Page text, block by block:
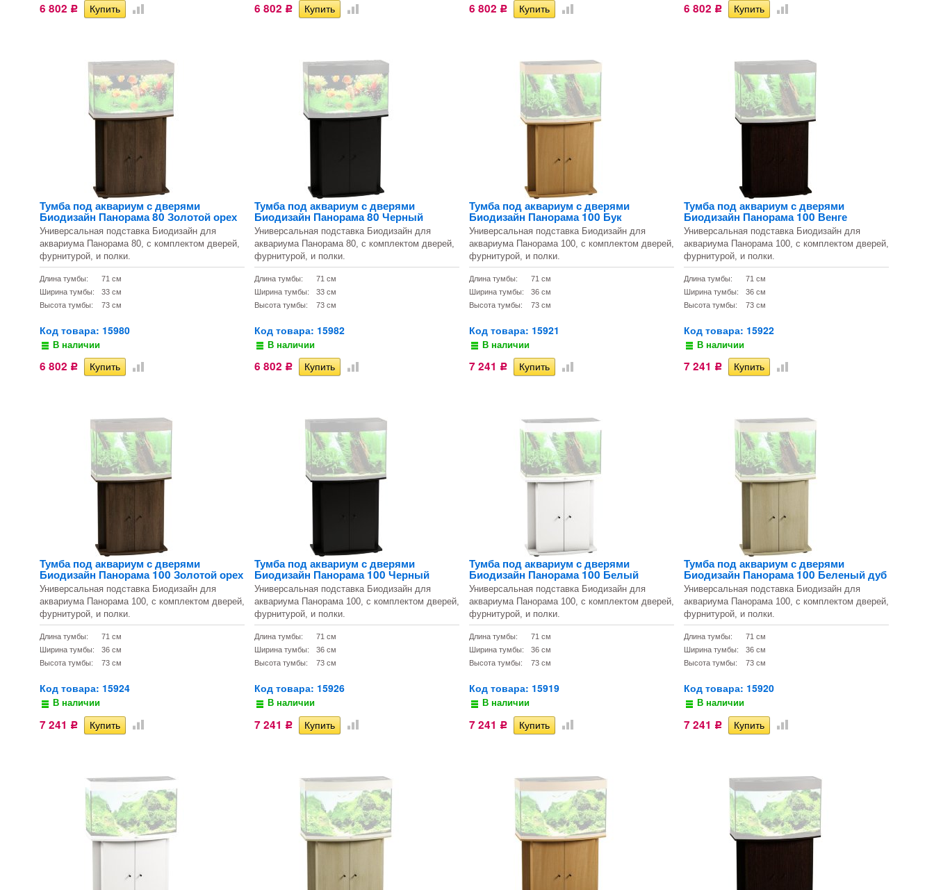
6 802 Р 6 802 Р 6 802 Р 6 802 Р
Тумба под аквариум с дверями
Биодизайн Панорама 80 Золотой орех
Универсальная подставка Биодизайн для
аквариума Панорама 80, с комплектом дверей,
фурнитурой, и полки.
Длина тумбы:
71 см
Ширина тумбы:
33 см
Высота тумбы:
73 см
Код товара: 15980
В наличии
6 802 Р
Тумба под аквариум с дверями
Биодизайн Панорама 80 Черный
Универсальная подставка Биодизайн для
аквариума Панорама 80, с комплектом дверей,
фурнитурой, и полки.
Длина тумбы:
71 см
Ширина тумбы:
33 см
Высота тумбы:
73 см
Код товара: 15982
В наличии
6 802 Р
Тумба под аквариум с дверями
Биодизайн Панорама 100 Бук
Универсальная подставка Биодизайн для
аквариума Панорама 100, с комплектом дверей,
фурнитурой, и полки.
Длина тумбы:
71 см
Ширина тумбы:
36 см
Высота тумбы:
73 см
Код товара: 15921
В наличии
7 241 Р
Тумба под аквариум с дверями
Биодизайн Панорама 100 Венге
Универсальная подставка Биодизайн для
аквариума Панорама 100, с комплектом дверей,
фурнитурой, и полки.
Длина тумбы:
71 см
Ширина тумбы:
36 см
Высота тумбы:
73 см
Код товара: 15922
В наличии
7 241 Р
Тумба под аквариум с дверями
Биодизайн Панорама 100 Золотой орех
Универсальная подставка Биодизайн для
аквариума Панорама 100, с комплектом дверей,
фурнитурой, и полки.
Длина тумбы:
71 см
Ширина тумбы:
36 см
Высота тумбы:
73 см
Код товара: 15924
В наличии
7 241 Р
Тумба под аквариум с дверями
Биодизайн Панорама 100 Черный
Универсальная подставка Биодизайн для
аквариума Панорама 100, с комплектом дверей,
фурнитурой, и полки.
Длина тумбы:
71 см
Ширина тумбы:
36 см
Высота тумбы:
73 см
Код товара: 15926
В наличии
7 241 Р
Тумба под аквариум с дверями
Биодизайн Панорама 100 Белый
Универсальная подставка Биодизайн для
аквариума Панорама 100, с комплектом дверей,
фурнитурой, и полки.
Длина тумбы:
71 см
Ширина тумбы:
36 см
Высота тумбы:
73 см
Код товара: 15919
В наличии
7 241 Р
Тумба под аквариум с дверями
Биодизайн Панорама 100 Беленый дуб
Универсальная подставка Биодизайн для
аквариума Панорама 100, с комплектом дверей,
фурнитурой, и полки.
Длина тумбы:
71 см
Ширина тумбы:
36 см
Высота тумбы:
73 см
Код товара: 15920
В наличии
7 241 Р